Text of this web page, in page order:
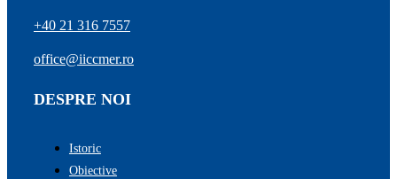
+40 21 316 7557
office@iiccmer.ro
DESPRE NOI
Istoric
Obiective